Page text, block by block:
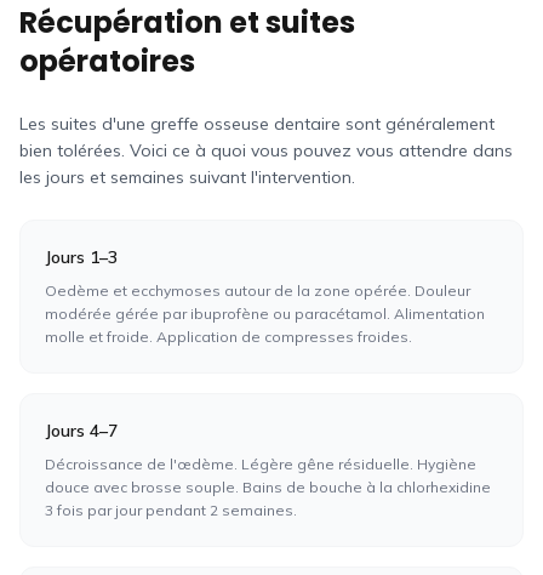
Récupération et suites
opératoires
Les suites d'une greffe osseuse dentaire sont généralement
bien tolérées. Voici ce à quoi vous pouvez vous attendre dans
les jours et semaines suivant l'intervention.
Jours 1–3
Oedème et ecchymoses autour de la zone opérée. Douleur
modérée gérée par ibuprofène ou paracétamol. Alimentation
molle et froide. Application de compresses froides.
Jours 4–7
Décroissance de l'œdème. Légère gêne résiduelle. Hygiène
douce avec brosse souple. Bains de bouche à la chlorhexidine
3 fois par jour pendant 2 semaines.